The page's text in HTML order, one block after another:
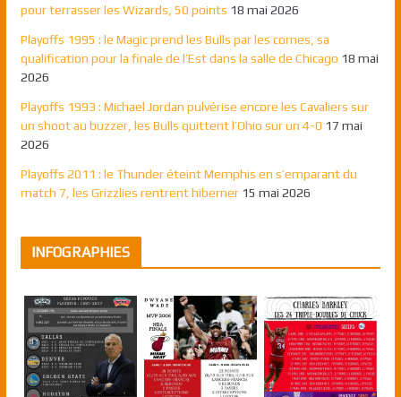
pour terrasser les Wizards, 50 points 18 mai 2026
Playoffs 1995 : le Magic prend les Bulls par les cornes, sa
qualification pour la finale de l’Est dans la salle de Chicago 18 mai
2026
Playoffs 1993 : Michael Jordan pulvérise encore les Cavaliers sur
un shoot au buzzer, les Bulls quittent l’Ohio sur un 4-0 17 mai
2026
Playoffs 2011 : le Thunder éteint Memphis en s’emparant du
match 7, les Grizzlies rentrent hiberner 15 mai 2026
INFOGRAPHIES